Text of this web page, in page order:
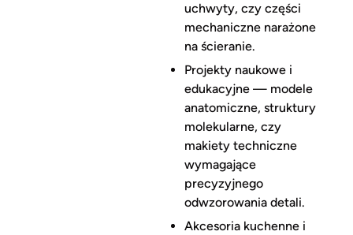
uchwyty, czy części
mechaniczne narażone
na ścieranie.
Projekty naukowe i
edukacyjne — modele
anatomiczne, struktury
molekularne, czy
makiety techniczne
wymagające
precyzyjnego
odwzorowania detali.
Akcesoria kuchenne i